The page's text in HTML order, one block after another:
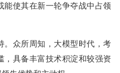
能使其在新一轮争夺战中占领
。众所周知，大模型时代，考
，具备丰富技术积淀和较强资